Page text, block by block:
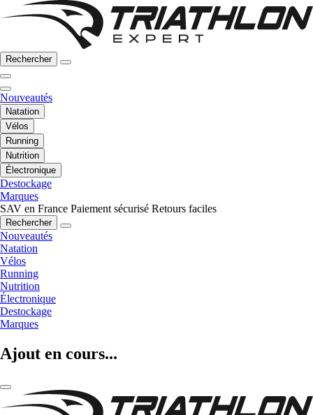
Rechercher
Nouveautés
Natation
Vélos
Running
Nutrition
Électronique
Destockage
Marques
SAV en France Paiement sécurisé Retours faciles
Rechercher
Nouveautés
Natation
Vélos
Running
Nutrition
Électronique
Destockage
Marques
Ajout en cours...